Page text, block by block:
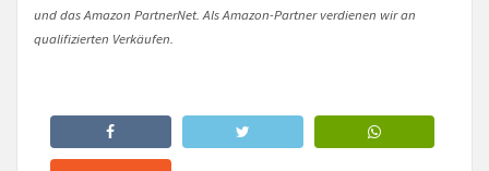
und das Amazon PartnerNet. Als Amazon-Partner verdienen wir an
qualifizierten Verkäufen.